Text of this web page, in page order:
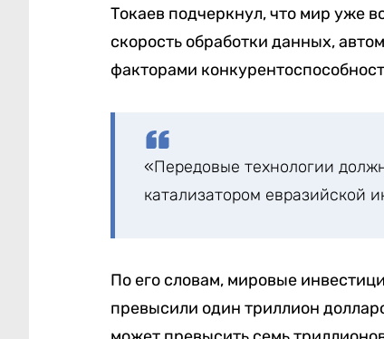
Токаев подчеркнул, что мир уже
скорость обработки данных,
факторами
«Передовые технологии
катализатором евразийской
По его словам, мировые
превысили один триллион